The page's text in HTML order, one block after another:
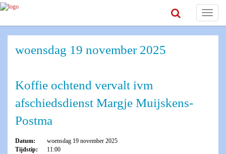
Toggle
woensdag 19 november 2025
Koffie ochtend vervalt ivm
afschiedsdienst Margje Muijskens-
Postma
Datum:
woensdag 19 november 2025
Tijdstip:
11:00